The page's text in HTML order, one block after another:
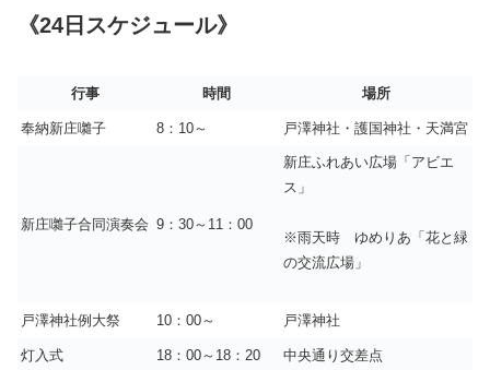
《24日スケジュール》
行事 時間 場所
奉納新庄囃子 8：10～ 戸澤神社・護国神社・天満宮
新庄囃子合同演奏会 9：30～11：00
新庄ふれあい広場「アビエ
ス」
※雨天時 ゆめりあ「花と緑
の交流広場」
戸澤神社例大祭 10：00～ 戸澤神社
灯入式 18：00～18：20 中央通り交差点